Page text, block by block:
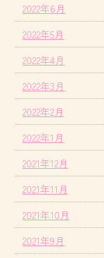
2022年6月
2022年5月
2022年4月
2022年3月
2022年2月
2022年1月
2021年12月
2021年11月
2021年10月
2021年9月